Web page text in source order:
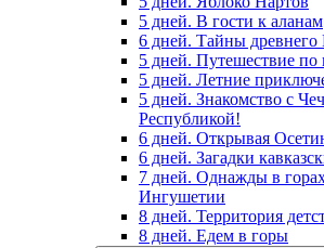
5 дней. В гости к аланам
6 дней. Тайны древнего
5 дней. Путешествие по
5 дней. Летние
5 дней. Знакомство с
Республикой!
6 дней. Открывая
6 дней. Загадки
7 дней. Однажды в
Ингушетии
8 дней. Территория
8 дней. Едем в горы